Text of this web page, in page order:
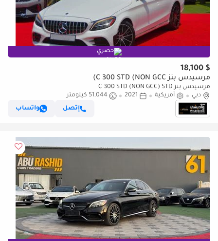
حصري
$ 18,100
مرسيدس بنز C 300 STD (NON GCC)
مرسيدس بنز C 300 STD (NON GCC) STD
دبي
أمريكية 2021
51,044 كيلومتر
إتصل
واتساب